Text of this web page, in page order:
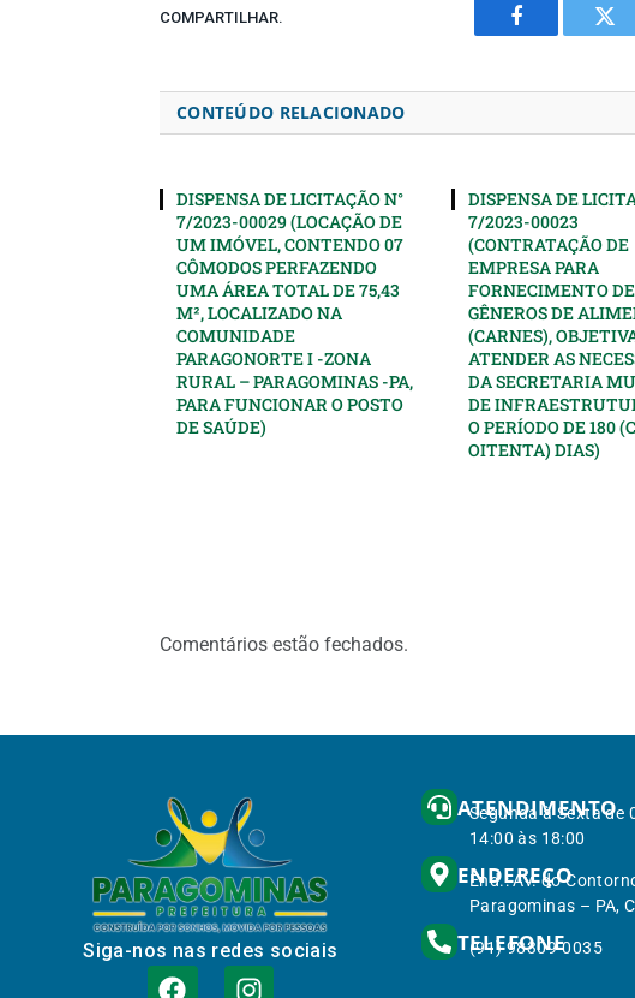
COMPARTILHAR.
Facebook
CONTEÚDO RELACIONADO
DISPENSA DE LICITAÇÃO N°
7/2023-00029 (LOCAÇÃO DE
UM IMÓVEL, CONTENDO 07
CÔMODOS PERFAZENDO
UMA ÁREA TOTAL DE 75,43
M², LOCALIZADO NA
COMUNIDADE
PARAGONORTE I -ZONA
RURAL – PARAGOMINAS -PA,
PARA FUNCIONAR O POSTO
DE SAÚDE)
DISPENSA DE
7/2023-00023
(CONTRATAÇÃO DE
EMPRESA PARA
FORNECIMENTO DE
GÊNEROS DE
(CARNES),
ATENDER AS
DA SECRETARIA
DE
O PERÍODO DE 180
OITENTA) DIAS)
Comentários estão fechados.
Siga-nos nas redes sociais
ATENDIMENTO
Segunda à Sexta de
14:00 às 18:00
ENDEREÇO
End.: Av. do
Paragominas – PA,
TELEFONE
(91) 98309-0035